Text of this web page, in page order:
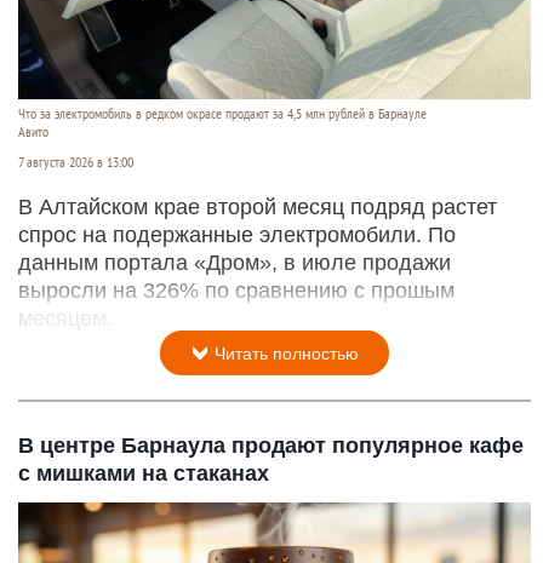
Что за электромобиль в редком окрасе продают за 4,5 млн рублей в Барнауле
Авито
7 августа 2026 в 13:00
В Алтайском крае второй месяц подряд растет
спрос на подержанные электромобили. По
данным портала «Дром», в июле продажи
выросли на 326% по сравнению с прошым
месяцем.
Читать полностью
В центре Барнаула продают популярное кафе
с мишками на стаканах